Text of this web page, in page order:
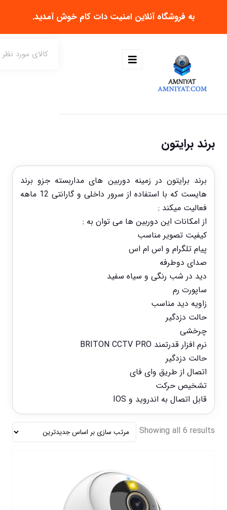
به فروشگاه آنلاین امنیت دات کام خوش آمدید.
برند برایتون
برند برایتون در زمینه دوربین های مداربسته جزو برند
هایست که با استفاده از سرور داخلی و گارانتی 12 ماهه
فعالیت میکند :
از امکانات این دوربین ها می توان به :
کیفیت تصویر مناسب
پیام تلگرام و اس ام اس
صدای دوطرفه
دید در شب رنگی و سیاه سفید
ساپورت رم
زاویه دید مناسب
حالت دزدگیر
چرخشی
نرم افزار قدرتمند BRITON CCTV PRO
حالت دزدگیر
اتصال از طریق وای فای
تشخیص حرکت
قابل اتصال به اندروید و IOS
Showing all 6 results